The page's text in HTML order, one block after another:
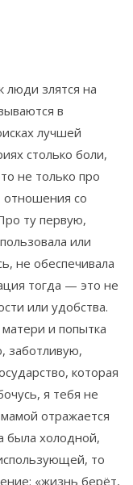
люди злятся на
в
лучшей
столько боли,
не только про
отношения со
ту первую,
или
не обеспечивала
тогда — это не
или удобства.
и попытка
заботливую,
которая
я тебя не
отражается
была холодной,
то
«жизнь берёт,